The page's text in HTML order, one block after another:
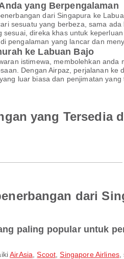
yang Berpengalaman
dari Singapura ke
sesuatu yang berbeza, sama
direka khas untuk
pengalaman yang lancar dan
ke Labuan Bajo
istimewa, membolehkan
Dengan Airpaz, perjalanan
luar biasa dan penjimatan yang
yang Tersedia
dari
paling popular untuk
AirAsia ,Scoot ,Singapore Airlines,